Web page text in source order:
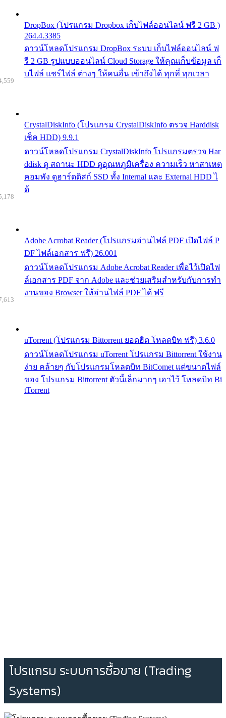
DropBox (โปรแกรม Dropbox เก็บไฟล์ออนไลน์ ฟรี 2 GB )
264.4.3385
ดาวน์โหลดโปรแกรม DropBox ระบบ เก็บไฟล์ออนไลน์ ฟ
รี 2 GB รูปแบบออนไลน์ Cloud Storage ให้คุณเก็บข้อมูล เก็
บไฟล์ แชร์ไฟล์ ต่างๆ ให้คนอื่น เข้าถึงได้ ทุกที่ ทุกเวลา
CrystalDiskInfo (โปรแกรม CrystalDiskInfo ตรวจ Harddisk
เช็ค HDD) 9.9.1
ดาวน์โหลดโปรแกรม CrystalDiskInfo โปรแกรมตรวจ Har
ddisk ดู สถานะ HDD ดูอุณหภูมิเครื่อง ความเร็ว หาสาเหต
คอมพัง ดูฮาร์ดดิสก์ SSD ทั้ง Internal และ External HDD ไ
ด้
Adobe Acrobat Reader (โปรแกรมอ่านไฟล์ PDF เปิดไฟล์ P
DF ไฟล์เอกสาร ฟรี) 26.001
ดาวน์โหลดโปรแกรม Adobe Acrobat Reader เพื่อไว้เปิดไฟ
ล์เอกสาร PDF จาก Adobe และช่วยเสริมสำหรับกับการทำ
งานของ Browser ให้อ่านไฟล์ PDF ได้ ฟรี
uTorrent (โปรแกรม Bittorrent ยอดฮิต โหลดบิท ฟรี) 3.6.0
ดาวน์โหลดโปรแกรม uTorrent โปรแกรม Bittorrent ใช้งาน
ง่าย คล้ายๆ กับโปรแกรมโหลดบิท BitComet แต่ขนาดไฟล์
ของ โปรแกรม Bittorrent ตัวนี้เล็กมากๆ เอาไว้ โหลดบิท Bi
tTorrent
โปรแกรม ระบบการซื้อขาย (Trading
Systems)